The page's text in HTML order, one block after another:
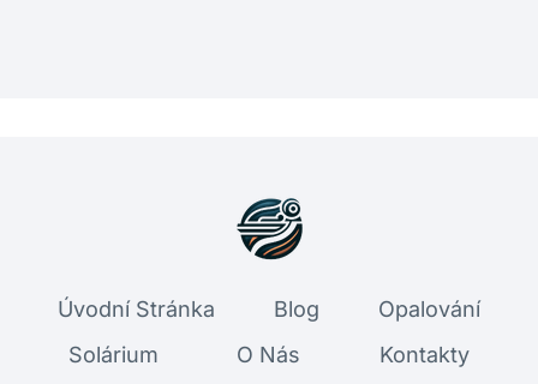
Úvodní Stránka Blog
Opalování
Solárium
O Nás Kontakty